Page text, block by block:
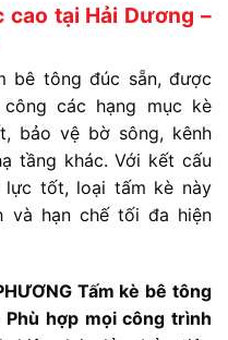
tại Hải Dương –
bê tông đúc sẵn, được
các hạng mục kè
bảo vệ bờ sông, kênh
tầng khác. Với kết cấu
lực tốt, loại tấm kè này
và hạn chế tối đa hiện
Tấm kè bê tông
hợp mọi công trình